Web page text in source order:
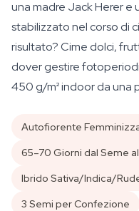
una madre Jack Herer e
stabilizzato nel corso di
risultato? Cime dolci,
dover gestire
450 g/m² indoor da una
Autofiorente
65–70 Giorni dal Seme
Ibrido Sativa/Indica/
3 Semi per Confezione